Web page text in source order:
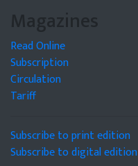
Magazines
Read Online
Subscription
Circulation
Tariff
Subscribe to print edition
Subscribe to digital edition